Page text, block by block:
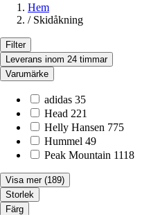
Hem
/ Skidåkning
Filter
Leverans inom 24 timmar
Varumärke
adidas 35
Head 221
Helly Hansen 775
Hummel 49
Peak Mountain 1118
Visa mer (189)
Storlek
Färg